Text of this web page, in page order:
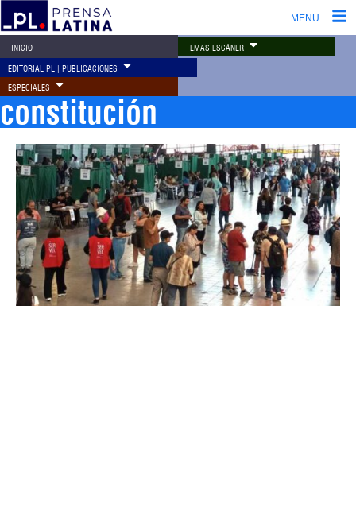
MENU
INICIO TEMAS ESCÁNER
EDITORIAL PL | PUBLICACIONES
ESPECIALES
constitución